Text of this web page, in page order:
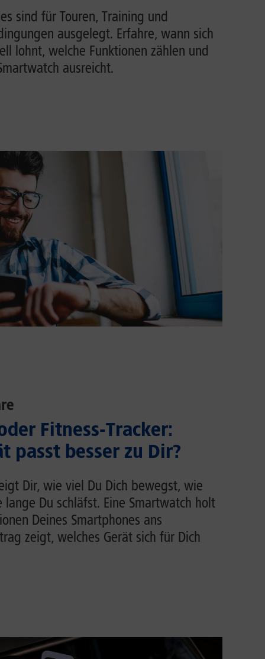
sind für Touren, Training und
ausgelegt. Erfahre, wann sich
lohnt, welche Funktionen zählen und
ausreicht.
Fitness-Tracker:
passt besser zu Dir?
Dir, wie viel Du Dich bewegst, wie
Du schläfst. Eine Smartwatch holt
Deines Smartphones ans
zeigt, welches Gerät sich für Dich